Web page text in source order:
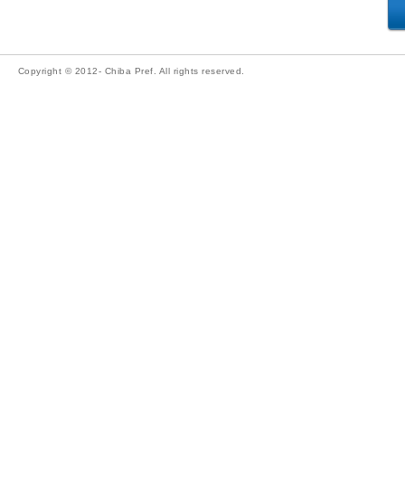
Copyright © 2012- Chiba Pref. All rights reserved.